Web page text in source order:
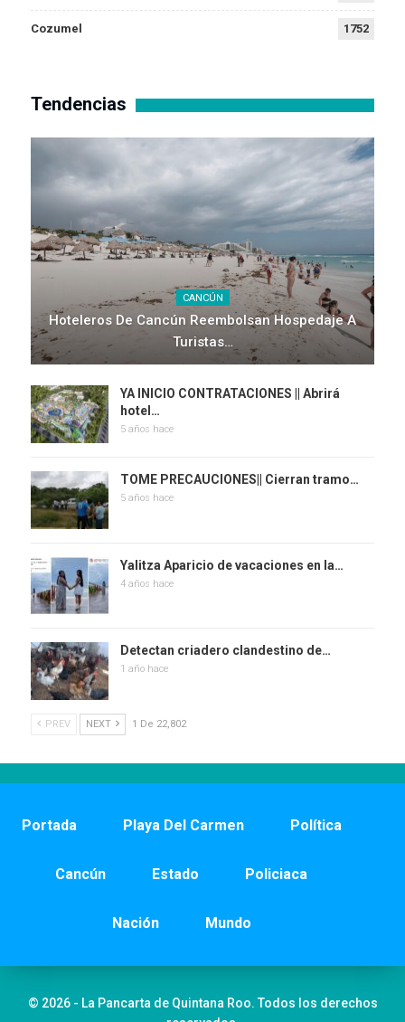
Cozumel 1752
Tendencias
CANCÚN
Hoteleros De Cancún Reembolsan Hospedaje A
Turistas…
YA INICIO CONTRATACIONES || Abrirá
hotel…
5 años hace
TOME PRECAUCIONES|| Cierran tramo…
5 años hace
Yalitza Aparicio de vacaciones en la…
4 años hace
Detectan criadero clandestino de…
1 año hace
PREV NEXT 1 De 22,802
Portada Playa Del Carmen Política
Cancún Estado Policiaca
Nación Mundo
© 2026 - La Pancarta de Quintana Roo. Todos los derechos